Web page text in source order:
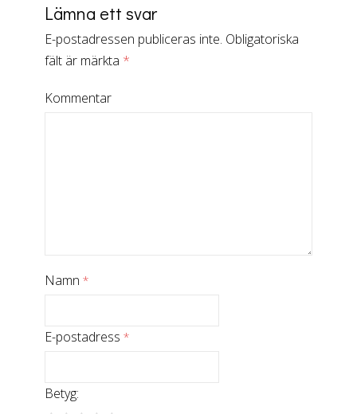
Lämna ett svar
E-postadressen publiceras inte. Obligatoriska
fält är märkta *
Kommentar
Namn *
E-postadress *
Betyg: